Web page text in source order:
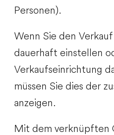
Personen).
Wenn Sie den
dauerhaft einstellen
Verkaufseinrichtung
müssen Sie dies der
anzeigen.
Mit dem verknüpften